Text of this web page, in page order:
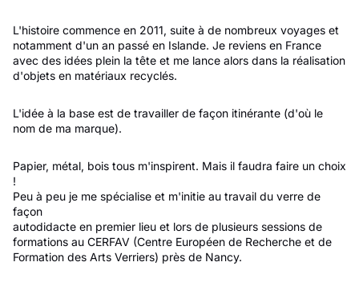
L'histoire commence en 2011, suite à de nombreux voyages et
notamment d'un an passé en Islande. Je reviens en France
avec des idées plein la tête et me lance alors dans la réalisation
d'objets en matériaux recyclés.
L'idée à la base est de travailler de façon itinérante (d'où le
nom de ma marque).
Papier, métal, bois tous m'inspirent. Mais il faudra faire un choix
!
Peu à peu je me spécialise et m'initie au travail du verre de
façon
autodidacte en premier lieu et lors de plusieurs sessions de
formations au CERFAV (Centre Européen de Recherche et de
Formation des Arts Verriers) près de Nancy.